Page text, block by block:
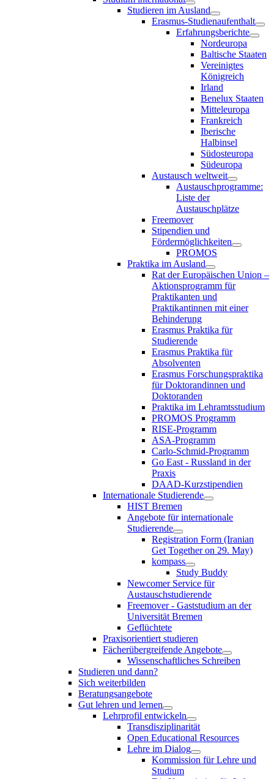
Studieren im Ausland
Erasmus-Studienaufenthalt
Erfahrungsberichte
Nordeuropa
Baltische Staaten
Vereinigtes
Königreich
Irland
Benelux Staaten
Mitteleuropa
Frankreich
Iberische
Halbinsel
Südosteuropa
Südeuropa
Austausch weltweit
Austauschprogramme:
Liste der
Austauschplätze
Freemover
Stipendien und
Fördermöglichkeiten
PROMOS
Praktika im Ausland
Rat der Europäischen Union –
Aktionsprogramm für
Praktikanten und
Praktikantinnen mit einer
Behinderung
Erasmus Praktika für
Studierende
Erasmus Praktika für
Absolventen
Erasmus Forschungspraktika
für Doktorandinnen und
Doktoranden
Praktika im Lehramtsstudium
PROMOS Programm
RISE-Programm
ASA-Programm
Carlo-Schmid-Programm
Go East - Russland in der
Praxis
DAAD-Kurzstipendien
Internationale Studierende
HIST Bremen
Angebote für internationale
Studierende
Registration Form (Iranian
Get Together on 29. May)
kompass
Study Buddy
Newcomer Service für
Austauschstudierende
Freemover - Gaststudium an der
Universität Bremen
Geflüchtete
Praxisorientiert studieren
Fächerübergreifende Angebote
Wissenschaftliches Schreiben
Studieren und dann?
Sich weiterbilden
Beratungsangebote
Gut lehren und lernen
Lehrprofil entwickeln
Transdisziplinarität
Open Educational Resources
Lehre im Dialog
Kommission für Lehre und
Studium